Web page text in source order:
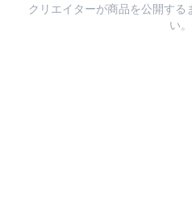
クリエイターが商品を公開する
い。